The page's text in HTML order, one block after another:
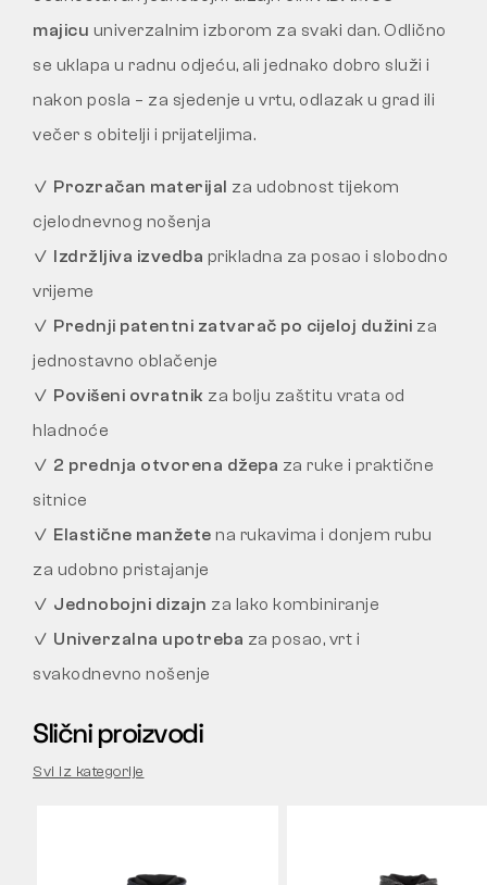
majicu univerzalnim izborom za svaki dan. Odlično
se uklapa u radnu odjeću, ali jednako dobro služi i
nakon posla – za sjedenje u vrtu, odlazak u grad ili
večer s obitelji i prijateljima.
✓ Prozračan materijal za udobnost tijekom
cjelodnevnog nošenja
✓ Izdržljiva izvedba prikladna za posao i slobodno
vrijeme
✓ Prednji patentni zatvarač po cijeloj dužini za
jednostavno oblačenje
✓ Povišeni ovratnik za bolju zaštitu vrata od
hladnoće
✓ 2 prednja otvorena džepa za ruke i praktične
sitnice
✓ Elastične manžete na rukavima i donjem rubu
za udobno pristajanje
✓ Jednobojni dizajn za lako kombiniranje
✓ Univerzalna upotreba za posao, vrt i
svakodnevno nošenje
Slični proizvodi
Svi iz kategorije